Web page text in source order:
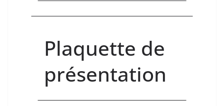
Plaquette de
présentation